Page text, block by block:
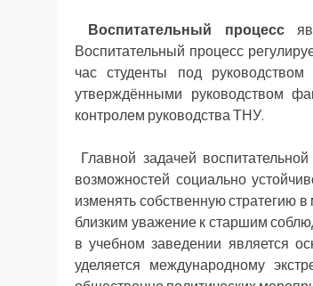
Воспитательный процесс
Воспитательный процесс
час студенты под
утверждёнными руководством
контролем руководства ТНУ.
Главной задачей
возможностей социально
изменять собственную стратегию
близким уважение к старшим
в учебном заведении является
уделяется международному